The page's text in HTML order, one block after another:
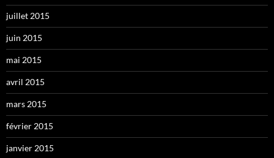
juillet 2015
juin 2015
mai 2015
avril 2015
mars 2015
février 2015
janvier 2015